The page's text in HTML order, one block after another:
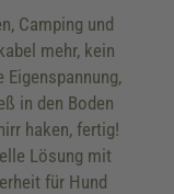
Camping und
mehr, kein
in den Boden
haken, fertig!
Lösung mit
für Hund